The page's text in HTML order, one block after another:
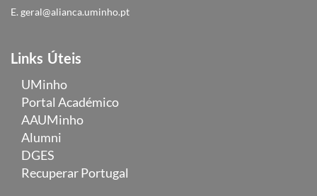
E. geral@alianca.uminho.pt
Links Úteis
UMinho
Portal Académico
AAUMinho
Alumni
DGES
Recuperar Portugal